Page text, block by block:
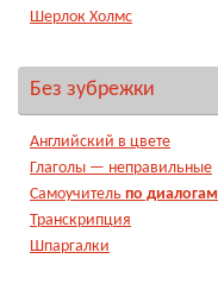
Шерлок Холмс
Без зубрежки
Английский в цвете
Глаголы — неправильные
Самоучитель по диалогам
Транскрипция
Шпаргалки